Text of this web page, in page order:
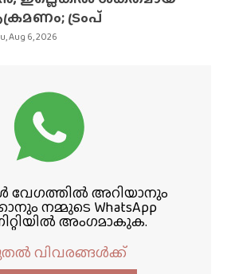
ട്രംപ്
Aug 6, 2026
വേഗത്തിൽ അറിയാനും
നമ്മുടെ WhatsApp
അംഗമാകുക.
വിവരങ്ങൾക്ക്